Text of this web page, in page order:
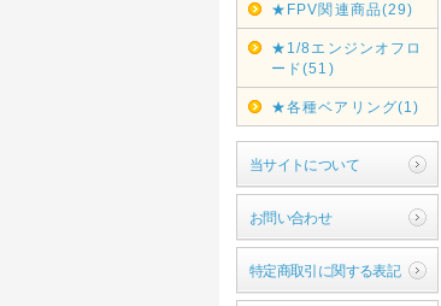
★FPV関連商品(29)
★1/8エンジンオフロ
ード(51)
★各種ベアリング(1)
当サイトについて
お問い合わせ
特定商取引に関する表記